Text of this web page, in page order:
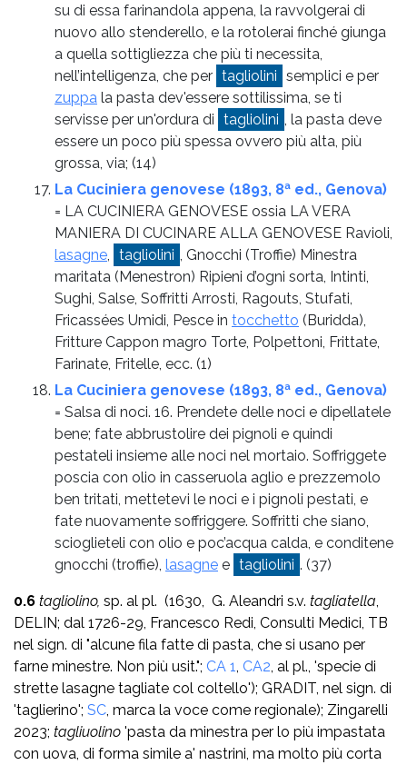
su di essa farinandola appena, la ravvolgerai di
nuovo allo stenderello, e la rotolerai finché giunga
a quella sottigliezza che più ti necessita,
nell’intelligenza, che per tagliolini semplici e per
zuppa la pasta dev'essere sottilissima, se ti
servisse per un'ordura di tagliolini , la pasta deve
essere un poco più spessa ovvero più alta, più
grossa, via; (14)
La Cuciniera genovese (1893, 8ª ed., Genova)
= LA CUCINIERA GENOVESE ossia LA VERA
MANIERA DI CUCINARE ALLA GENOVESE Ravioli,
lasagne, tagliolini , Gnocchi (Troffie) Minestra
maritata (Menestron) Ripieni d’ogni sorta, Intinti,
Sughi, Salse, Soffritti Arrosti, Ragouts, Stufati,
Fricassées Umidi, Pesce in tocchetto (Buridda),
Fritture Cappon magro Torte, Polpettoni, Frittate,
Farinate, Fritelle, ecc. (1)
La Cuciniera genovese (1893, 8ª ed., Genova)
= Salsa di noci. 16. Prendete delle noci e dipellatele
bene; fate abbrustolire dei pignoli e quindi
pestateli insieme alle noci nel mortaio. Soffriggete
poscia con olio in casseruola aglio e prezzemolo
ben tritati, mettetevi le noci e i pignoli pestati, e
fate nuovamente soffriggere. Soffritti che siano,
scioglieteli con olio e poc’acqua calda, e conditene
gnocchi (troffie), lasagne e tagliolini . (37)
0.6 tagliolino, sp. al pl. (1630, G. Aleandri s.v. tagliatella,
DELIN; dal 1726-29, Francesco Redi, Consulti Medici, TB
nel sign. di "alcune fila fatte di pasta, che si usano per
farne minestre. Non più usit."; CA 1, CA2, al pl., 'specie di
strette lasagne tagliate col coltello'); GRADIT, nel sign. di
'taglierino'; SC, marca la voce come regionale); Zingarelli
2023; tagliuolino 'pasta da minestra per lo più impastata
con uova, di forma simile a' nastrini, ma molto più corta